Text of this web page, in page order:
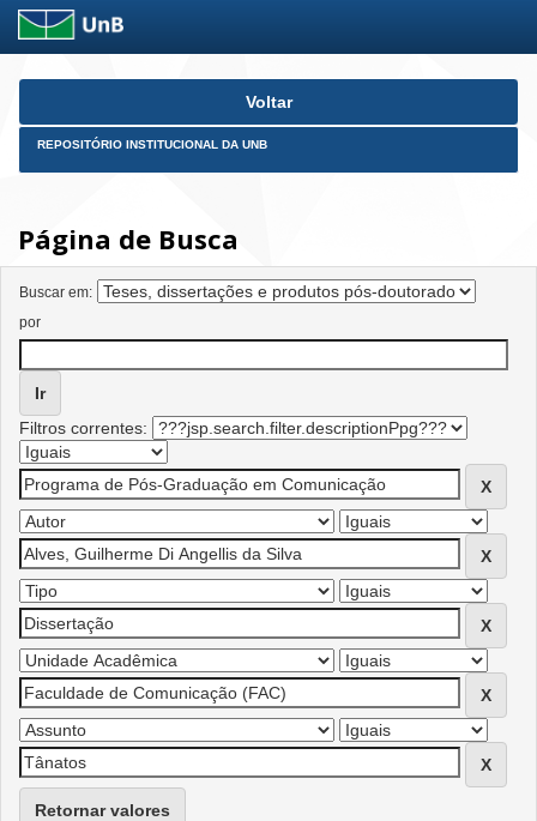
Skip
Voltar
REPOSITÓRIO INSTITUCIONAL DA UNB
Página de Busca
Buscar em:
por
Filtros correntes:
Retornar valores